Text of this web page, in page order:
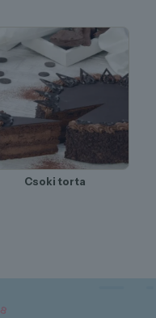
Csoki torta